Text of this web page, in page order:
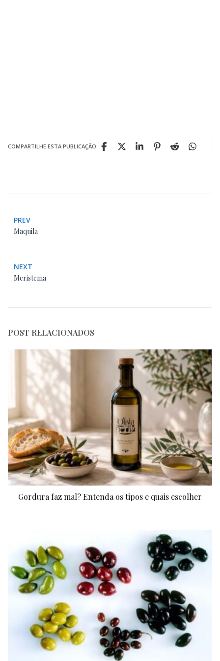
COMPARTILHE ESTA PUBLICAÇÃO
PREV
Maquila
NEXT
Meristema
POST RELACIONADOS
Gordura faz mal? Entenda os tipos e quais escolher